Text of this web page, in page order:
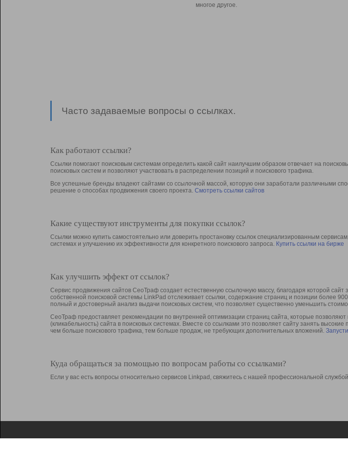
многое другое.
Часто задаваемые вопросы о ссылках.
Как работают ссылки?
Ссылки помогают поисковым системам определить какой сайт наилучшим образом отвечает на
поисковых систем и позволяют участвовать в раcпределении позиций и поискового трафика.
Все успешные бренды владеют сайтами со ссылочной массой, которую они заработали различными
решение о способах продвижения своего проекта. Смотреть ссылки сайтов
Какие существуют инструменты для покупки ссылок?
Ссылки можно купить самостоятельно или доверить простановку ссылок специализированным
системах и улучшению их эффективности для конкретного поискового запроса. Купить ссылки на бирже
Как улучшить эффект от ссылок?
Сервис продвижения сайтов СеоТраф создает естественную ссылочную массу, благодаря которой
собственной поисковой системы LinkPad отслеживает ссылки, содержание страниц и позиции более
полный и достоверный анализ выдачи поисковых систем, что позволяет существенно уменьшить
СеоТраф предоставляет рекомендации по внутренней оптимизации страниц сайта, которые
(кликабельность) сайта в поисковых системах. Вместе со ссылками это позволяет сайту занять
чем больше поискового трафика, тем больше продаж, не требующих дополнительных вложений.
Куда обращаться за помощью по вопросам работы со ссылками?
Если у вас есть вопросы относительно сервисов Linkpad, свяжитесь с нашей профессиональной